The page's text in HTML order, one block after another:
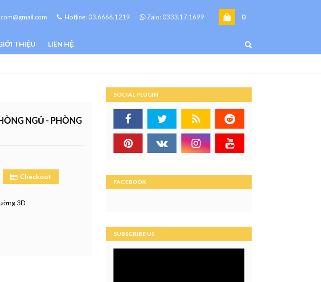
Hotline: 03.6666.1219 Zalo: 0333.17.1699 0
THIỆU LIÊN HỆ
NGỦ - PHÒNG
Checkout
3D
SOCIAL PLUGIN
FACEBOOK
SUBSCRIBE US